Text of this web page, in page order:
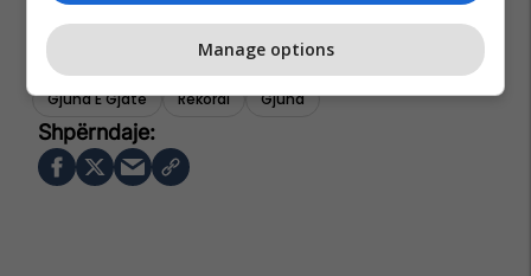
Gjuha E Gjate Rekordi Gjuha
Manage options